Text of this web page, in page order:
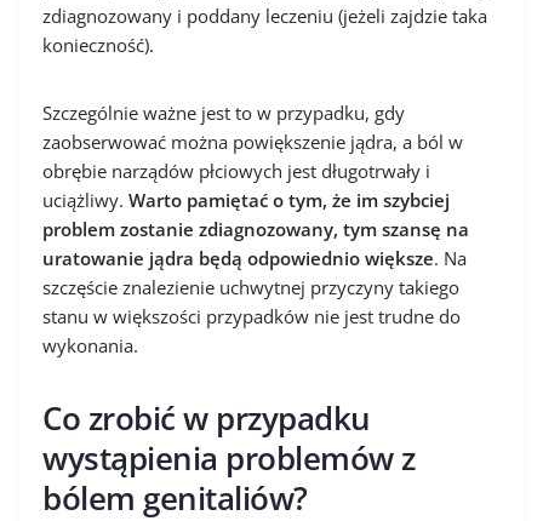
zdiagnozowany i poddany leczeniu (jeżeli zajdzie taka
konieczność).
Szczególnie ważne jest to w przypadku, gdy
zaobserwować można powiększenie jądra, a ból w
obrębie narządów płciowych jest długotrwały i
uciążliwy. Warto pamiętać o tym, że im szybciej
problem zostanie zdiagnozowany, tym szansę na
uratowanie jądra będą odpowiednio większe. Na
szczęście znalezienie uchwytnej przyczyny takiego
stanu w większości przypadków nie jest trudne do
wykonania.
Co zrobić w przypadku
wystąpienia problemów z
bólem genitaliów?